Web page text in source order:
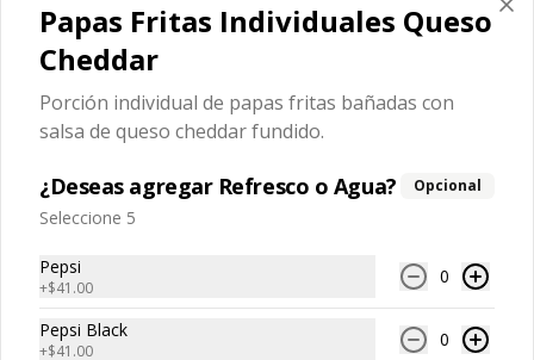
guacamole, cebolla morada, cilantro y
Cheddar
Papas Fritas Individuales Queso
Cheddar
Porción individual de papas fritas bañadas con
salsa de queso cheddar fundido.
¿Deseas agregar Refresco o Agua? Opcional
Seleccione 5
Pepsi
+$41.00
0
Pepsi Black
+$41.00
0